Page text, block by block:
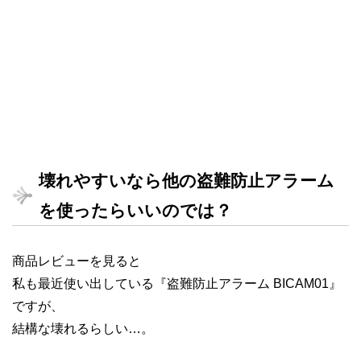
壊れやすいなら他の盗難防止アラーム
を使ったらいいのでは？
商品レビューを見ると
私も最近使い出している『盗難防止アラーム BICAM01』
ですが、
結構な壊れるらしい…。